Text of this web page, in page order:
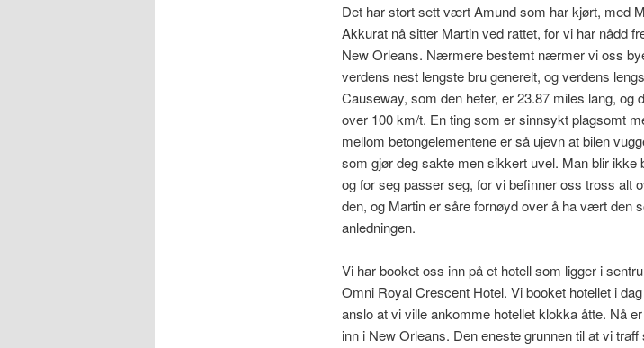
Det har stort sett vært Amund som har kjørt, med
Akkurat nå sitter Martin ved rattet, for vi har nådd
New Orleans. Nærmere bestemt nærmer vi oss
verdens nest lengste bru generelt, og verdens
Causeway, som den heter, er 23.87 miles lang,
over 100 km/t. En ting som er sinnsykt plagsomt
mellom betongelementene er så ujevn at bilen
som gjør deg sakte men sikkert uvel. Man blir
og for seg passer seg, for vi befinner oss tross alt
den, og Martin er såre fornøyd over å ha vært den
anledningen.
Vi har booket oss inn på et hotell som ligger i
Omni Royal Crescent Hotel. Vi booket hotellet i
anslo at vi ville ankomme hotellet klokka åtte. Nå
inn i New Orleans. Den eneste grunnen til at vi